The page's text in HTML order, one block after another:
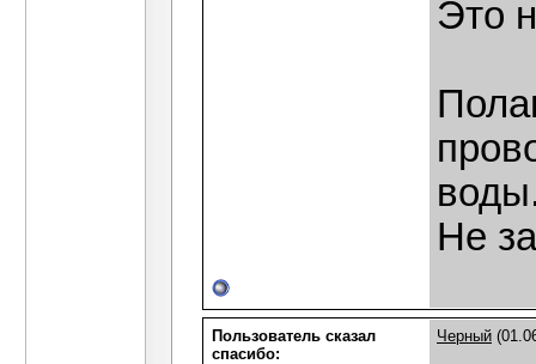
Это
Не
Пользователь сказал
cпасибо:
Черный